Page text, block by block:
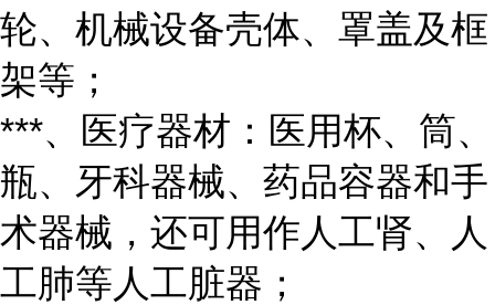
轮、机械设备壳体、罩盖及框
架等；
***、医疗器材：医用杯、筒、
瓶、牙科器械、药品容器和手
术器械，还可用作人工肾、人
工肺等人工脏器；